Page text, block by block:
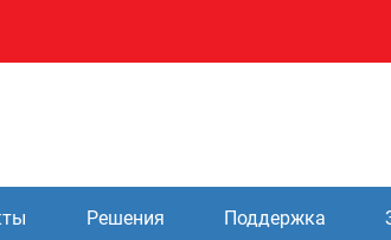
Решения Поддержка